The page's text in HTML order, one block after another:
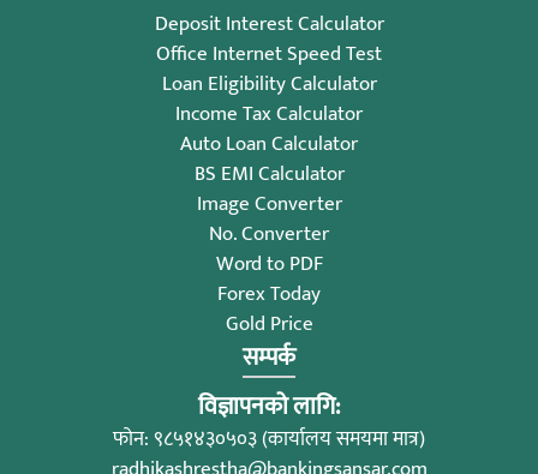
Deposit Interest Calculator
Office Internet Speed Test
Loan Eligibility Calculator
Income Tax Calculator
Auto Loan Calculator
BS EMI Calculator
Image Converter
No. Converter
Word to PDF
Forex Today
Gold Price
सम्पर्क
विज्ञापनको लागि:
फोन: ९८५१४३०५०३ (कार्यालय समयमा मात्र)